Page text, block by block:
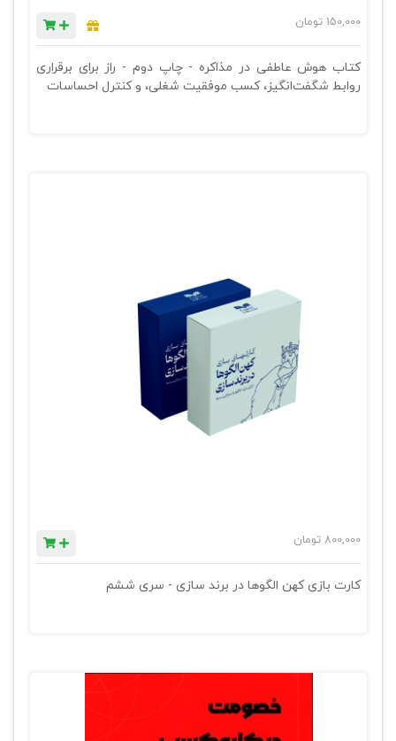
150,000 تومان
کتاب هوش عاطفی در مذاکره - چاپ دوم - راز برای برقراری
روابط شگفت‌انگیز، کسب موفقیت شغلی، و کنترل احساسات
800,000 تومان
کارت بازی کهن الگوها در برند سازی - سری ششم